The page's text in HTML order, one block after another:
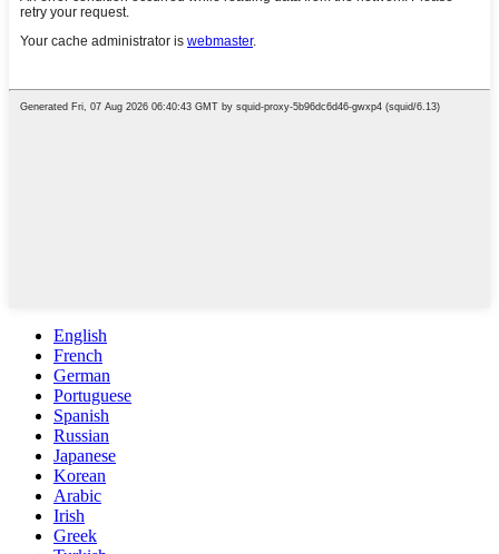
English
French
German
Portuguese
Spanish
Russian
Japanese
Korean
Arabic
Irish
Greek